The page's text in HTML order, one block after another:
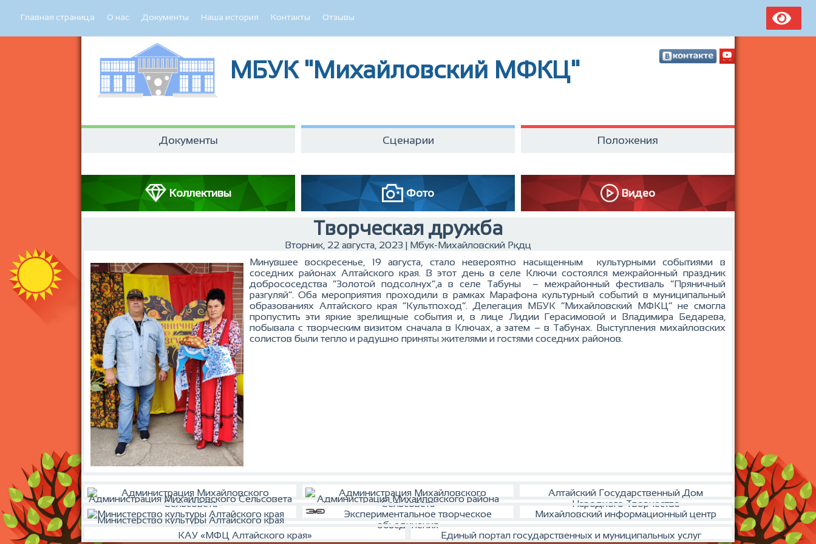
Главная страница О нас Документы Наша история Контакты Отзывы
МБУК "Михайловский МФКЦ"
Документы Сценарии Положения
Коллективы Фото Видео
Творческая дружба
Вторник, 22 августа, 2023 | Мбук-Михайловский Ркдц
Минувшее воскресенье, 19 августа, стало невероятно насыщенным культурными событиями в
соседних районах Алтайского края. В этот день в селе Ключи состоялся межрайонный праздник
добрососедства “Золотой подсолнух”,а в селе Табуны – межрайонный фестиваль “Пряничный
разгуляй”. Оба мероприятия проходили в рамках Марафона культурный событий в муниципальный
образованиях Алтайского края “Культпоход”. Делегация МБУК “Михайловский МФКЦ” не смогла
пропустить эти яркие зрелищные события и, в лице Лидии Герасимовой и Владимира Бедарева,
побывала с творческим визитом сначала в Ключах, а затем – в Табунах. Выступления михайловских
солистов были тепло и радушно приняты жителями и гостями соседних районов.
Администрация Михайловского Сельсовета Администрация Михайловского района
Алтайский Государственный Дом
Народного Творчества
Министерство культуры Алтайского края
Экспериментальное творческое
обьединения
Михайловский информационный центр
КАУ «МФЦ Алтайского края» Единый портал государственных и муниципальных услуг